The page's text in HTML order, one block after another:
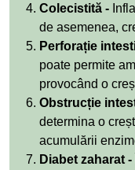
Colecistită -
de asemenea,
Perforație
poate permite
provocând o
Obstrucție
determina o
acumulării
Diabet zaharat -